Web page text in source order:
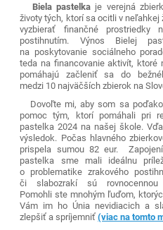
Biela pastelka je verejná
životy tých, ktorí sa ocitli v
vyzbierať finančné
postihnutím. Výnos Bielej
na poskytovanie sociálneho
teda na financovanie aktivít, ktoré
pomáhajú začleniť sa do
medzi 10 najväčších zbierok na
Dovoľte mi, aby som sa
pomoc tým, ktorí pomáhali pri
pastelka 2024 na našej škole.
výsledok. Počas hlavného
prispela sumou 82 eur.
pastelka sme mali ideálnu
o problematike zrakového
či slabozrakí sú
Pomohli ste mnohým ľuďom,
Vám im ho Únia nevidiacich a
zlepšiť a spríjemniť(viac na tomto